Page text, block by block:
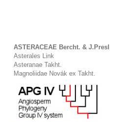
ASTERACEAE Bercht. & J.Presl
Asterales Link
Asteranae Takht.
Magnoliidae Novák ex Takht.